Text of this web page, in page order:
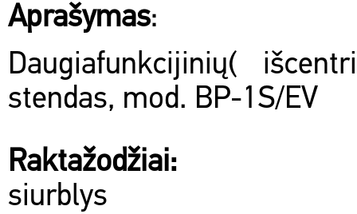
Aprašymas:
Daugiafunkcijinių(
stendas, mod. BP-1S/EV
Raktažodžiai:
siurblys